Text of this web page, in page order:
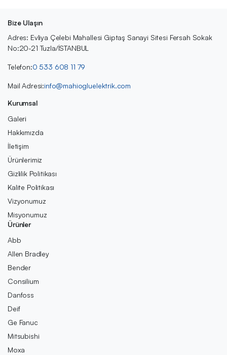
Bize Ulaşın
Adres: Evliya Çelebi Mahallesi Giptaş Sanayi Sitesi Fersah Sokak
No:20-21 Tuzla/İSTANBUL
Telefon:0 533 608 11 79
Mail Adresi:info@mahiogluelektrik.com
Kurumsal
Galeri
Hakkımızda
İletişim
Ürünlerimiz
Gizlilik Politikası
Kalite Politikası
Vizyonumuz
Misyonumuz
Ürünler
Abb
Allen Bradley
Bender
Consilium
Danfoss
Deif
Ge Fanuc
Mitsubishi
Moxa